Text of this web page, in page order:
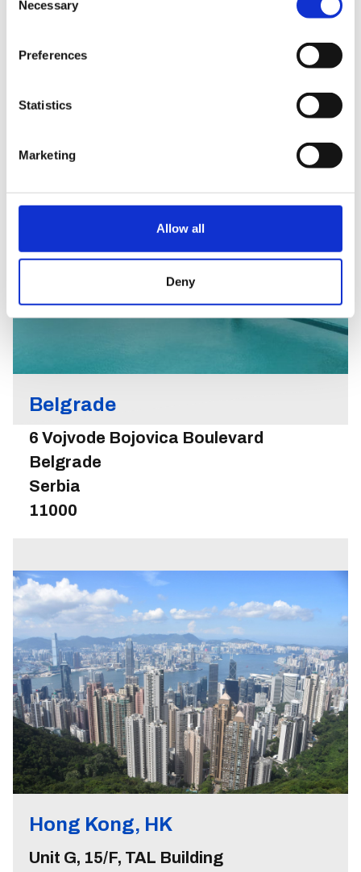
Selection
Necessary
Preferences
Statistics
Marketing
Allow all
Deny
EC4M 9DQ
Belgrade
6 Vojvode Bojovica Boulevard
Belgrade
Serbia
11000
Hong Kong, HK
Unit G, 15/F, TAL Building